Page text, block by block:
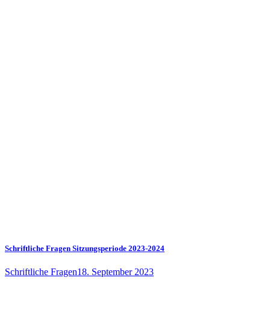
Schriftliche Fragen Sitzungsperiode 2023-2024
Schriftliche Fragen18. September 2023